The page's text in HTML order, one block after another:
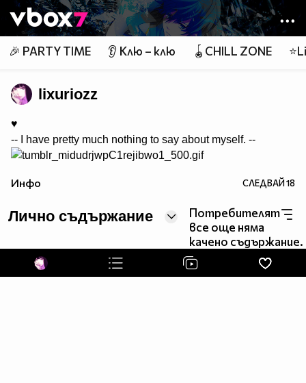
Member of
👾
🎉 PARTY TIME 👂 Клю – клю 🪀CHILL ZONE
lixuriozz
♥
-- I have pretty much nothing to say about myself. --
Инфо СЛЕДВАЙ18
Лично съдържание
Потребителят
все още няма
качено съдържание.